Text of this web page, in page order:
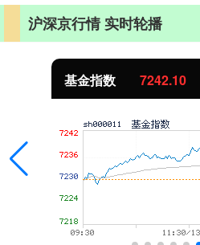
沪深京行情 实时轮播
基金指数 7242.10